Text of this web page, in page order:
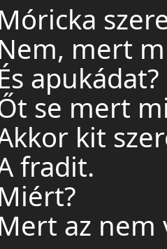
mert
apukádat?
se mert
kit
fradit.
az nem